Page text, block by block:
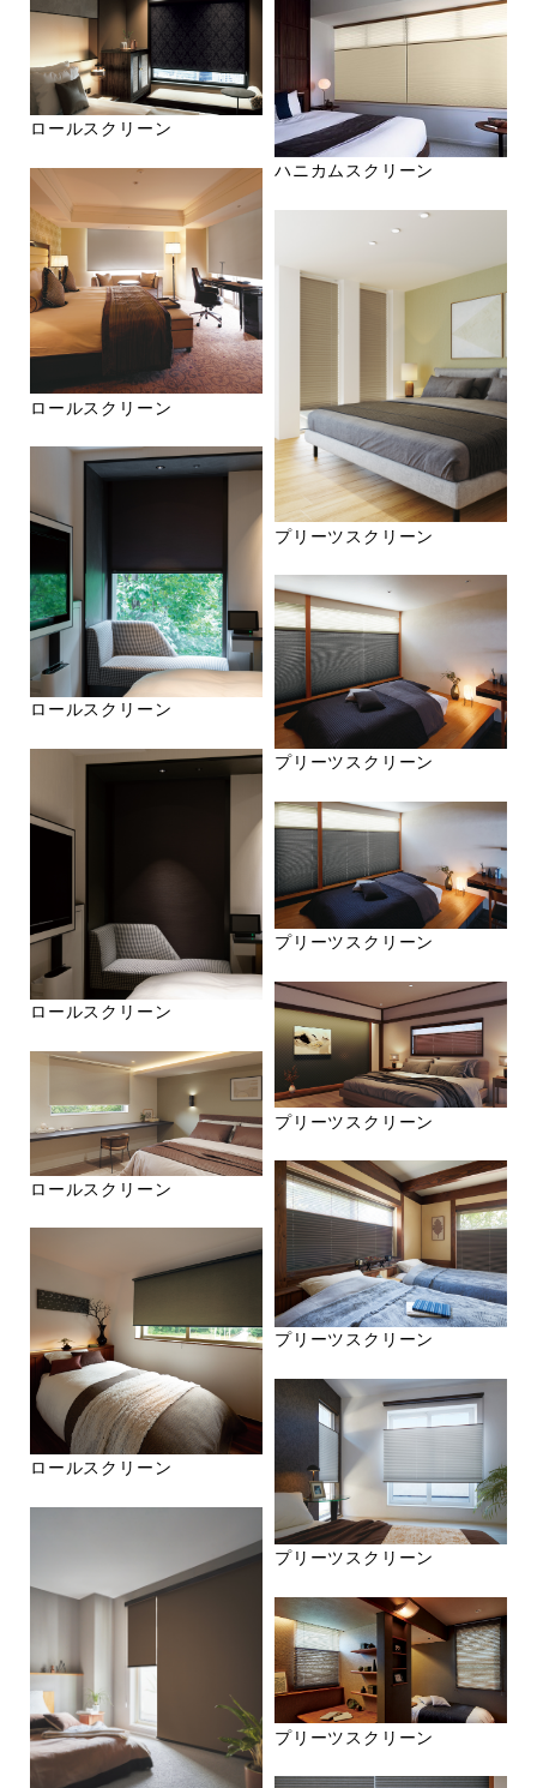
ロールスクリーン
ロールスクリーン
ロールスクリーン
ロールスクリーン
ロールスクリーン
ロールスクリーン
ハニカムスクリーン
プリーツスクリーン
プリーツスクリーン
プリーツスクリーン
プリーツスクリーン
プリーツスクリーン
プリーツスクリーン
プリーツスクリーン